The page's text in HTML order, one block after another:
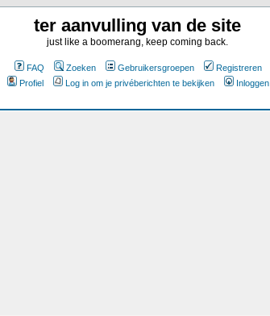
ter aanvulling van de site
just like a boomerang, keep coming back.
FAQ Zoeken Gebruikersgroepen
Registreren
Profiel
Log in om je privéberichten te bekijken Inloggen